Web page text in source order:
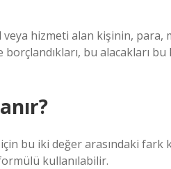
hizmeti alan kişinin, para,
bu alacakları
için bu iki değer arasındaki fark
kullanılabilir.